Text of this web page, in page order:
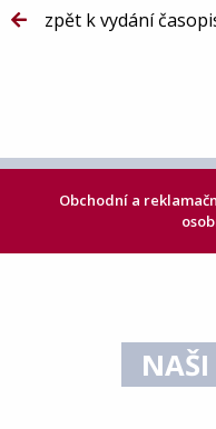
zpět k vydání
Obchodní a